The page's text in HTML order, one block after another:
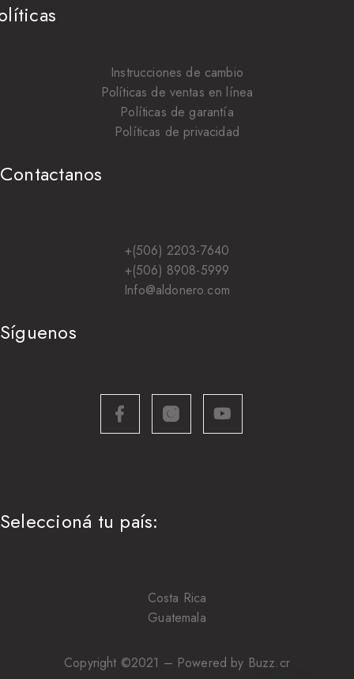
Instrucciones de cambio
Políticas de ventas en línea
Políticas de garantía
Políticas de privacidad
Contactanos
+(506) 2203-7640
+(506) 8908-5999
Info@aldonero.com
Síguenos
Seleccioná tu país:
Costa Rica
Guatemala
Copyright ©2021 – Powered by Buzz.cr